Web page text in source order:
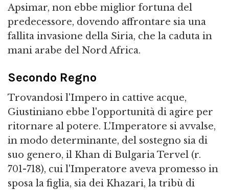
Apsimar, non ebbe miglior fortuna del
predecessore, dovendo affrontare sia una
fallita invasione della Siria, che la caduta in
mani arabe del Nord Africa.
Secondo Regno
Trovandosi l'Impero in cattive acque,
Giustiniano ebbe l'opportunità di agire per
ritornare al potere. L'Imperatore si avvalse,
in modo determinante, del sostegno sia di
suo genero, il Khan di Bulgaria Tervel (r.
701-718), cui l'Imperatore aveva promesso in
sposa la figlia, sia dei Khazari, la tribù di